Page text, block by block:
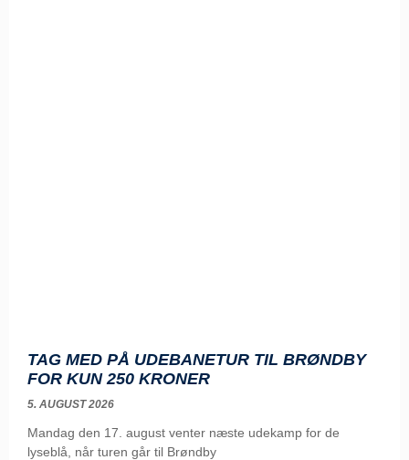
TAG MED PÅ UDEBANETUR TIL BRØNDBY
FOR KUN 250 KRONER
5. AUGUST 2026
Mandag den 17. august venter næste udekamp for de
lyseblå, når turen går til Brøndby